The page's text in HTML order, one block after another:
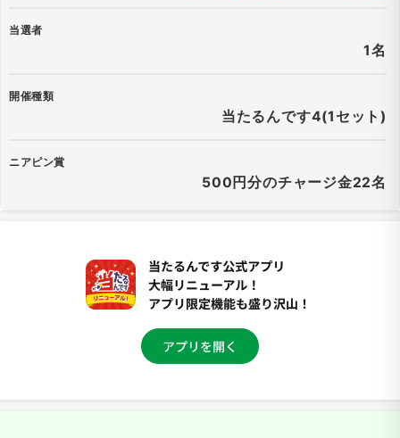
当選者
1名
開催種類
当たるんです4(1セット)
ニアピン賞
500円分のチャージ金22名